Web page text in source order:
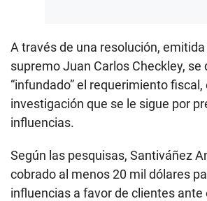
A través de una resolución,
supremo Juan Carlos Checkley, se
“infundado” el requerimiento
investigación que se le sigue por
influencias.
Según las pesquisas, Santiváñez
cobrado al menos 20 mil dólares
influencias a favor de clientes ante